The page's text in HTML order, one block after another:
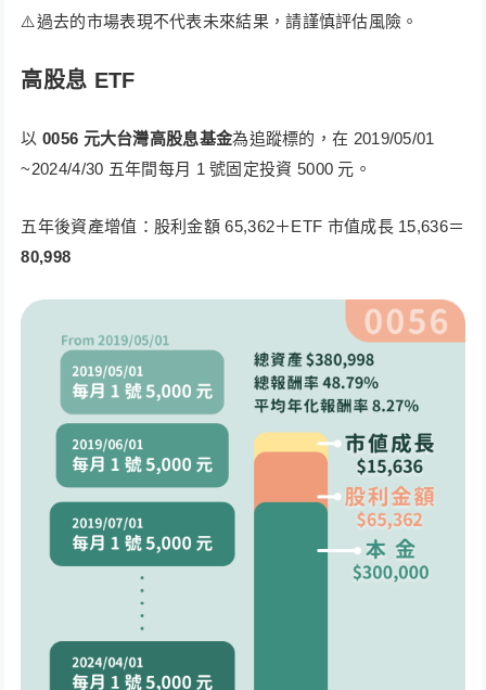
⚠️過去的市場表現不代表未來結果，請謹慎評估風險。
高股息 ETF
以 0056 元大台灣高股息基金為追蹤標的，在 2019/05/01
~2024/4/30 五年間每月 1 號固定投資 5000 元。
五年後資產增值：股利金額 65,362＋ETF 市值成長 15,636＝
80,998